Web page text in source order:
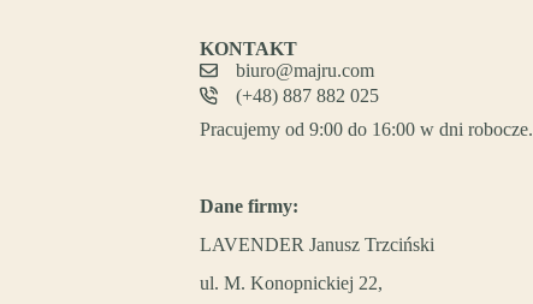
KONTAKT
biuro@majru.com
(+48) 887 882 025
Pracujemy od 9:00 do 16:00 w dni robocze.
Dane firmy:
LAVENDER Janusz Trzciński
ul. M. Konopnickiej 22,